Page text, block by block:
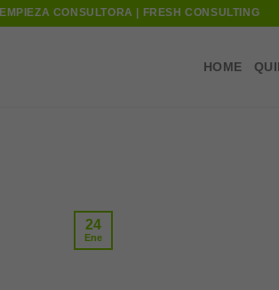
EMPIEZA CONSULTORA | FRESH CONSULTING
HOME
24
Ene